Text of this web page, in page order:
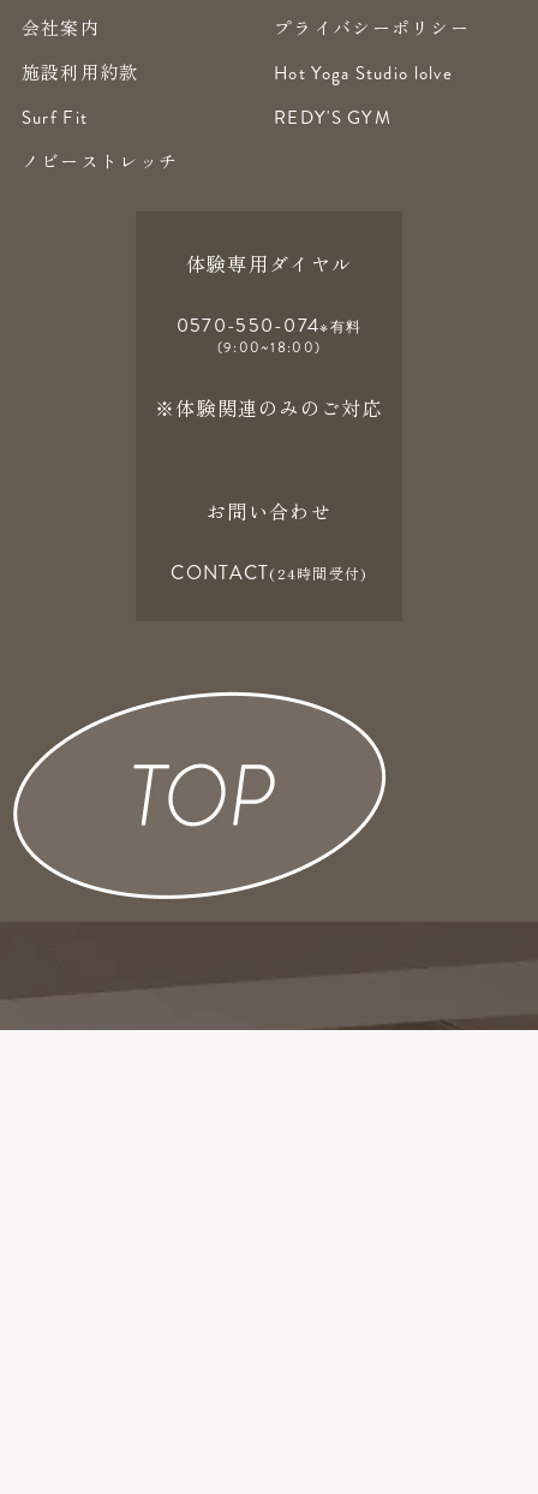
会社案内
プライバシーポリシー
施設利用約款
Hot Yoga Studio lolve
Surf Fit
REDY'S GYM
ノビーストレッチ
体験専用ダイヤル
0570-550-074※有料
(9:00~18:00)
※体験関連のみのご対応
お問い合わせ
CONTACT(24時間受付)